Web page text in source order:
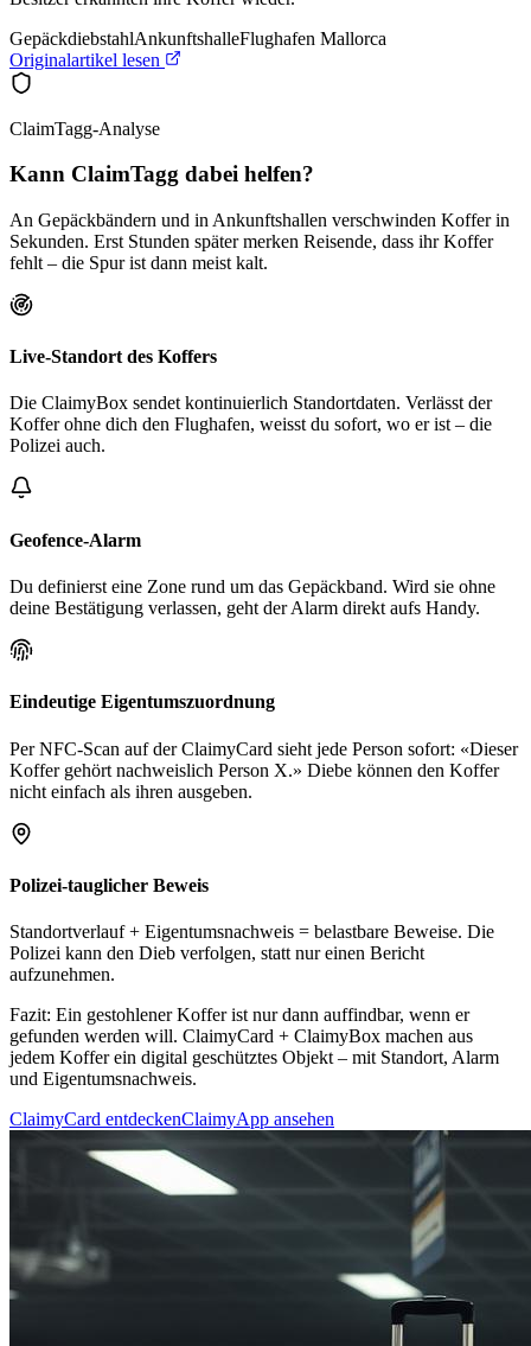
GepäckdiebstahlAnkunftshalleFlughafen Mallorca
Originalartikel lesen
ClaimTagg-Analyse
Kann ClaimTagg dabei helfen?
An Gepäckbändern und in Ankunftshallen verschwinden Koffer in
Sekunden. Erst Stunden später merken Reisende, dass ihr Koffer
fehlt – die Spur ist dann meist kalt.
Live-Standort des Koffers
Die ClaimyBox sendet kontinuierlich Standortdaten. Verlässt der
Koffer ohne dich den Flughafen, weisst du sofort, wo er ist – die
Polizei auch.
Geofence-Alarm
Du definierst eine Zone rund um das Gepäckband. Wird sie ohne
deine Bestätigung verlassen, geht der Alarm direkt aufs Handy.
Eindeutige Eigentumszuordnung
Per NFC-Scan auf der ClaimyCard sieht jede Person sofort: «Dieser
Koffer gehört nachweislich Person X.» Diebe können den Koffer
nicht einfach als ihren ausgeben.
Polizei-tauglicher Beweis
Standortverlauf + Eigentumsnachweis = belastbare Beweise. Die
Polizei kann den Dieb verfolgen, statt nur einen Bericht
aufzunehmen.
Fazit: Ein gestohlener Koffer ist nur dann auffindbar, wenn er
gefunden werden will. ClaimyCard + ClaimyBox machen aus
jedem Koffer ein digital geschütztes Objekt – mit Standort, Alarm
und Eigentumsnachweis.
ClaimyCard entdeckenClaimyApp ansehen